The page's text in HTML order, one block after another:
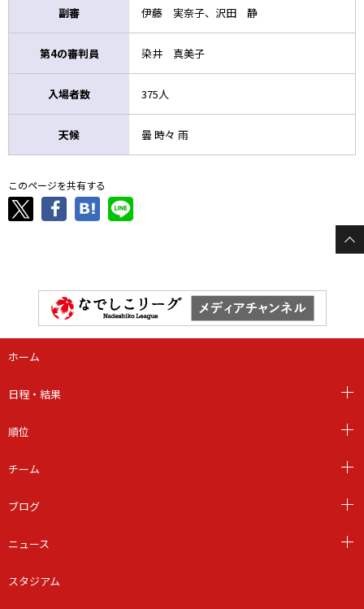
副審 伊藤 実奈子、沢田 静
第4の審判員 染井 真美子
入場者数 375人
天候 曇 時々 雨
このページを共有する
ホーム
日程・結果
順位
チーム
ブログ
ニュース
スタジアム